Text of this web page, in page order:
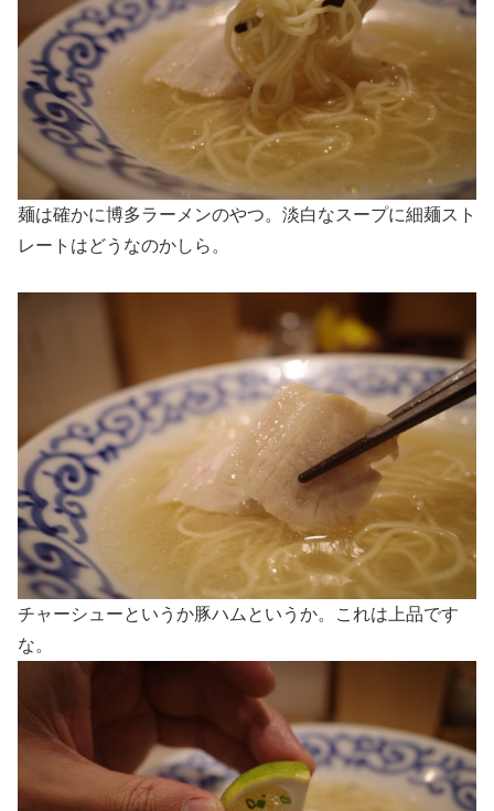
麺は確かに博多ラーメンのやつ。淡白なスープに細麺スト
レートはどうなのかしら。
チャーシューというか豚ハムというか。これは上品です
な。